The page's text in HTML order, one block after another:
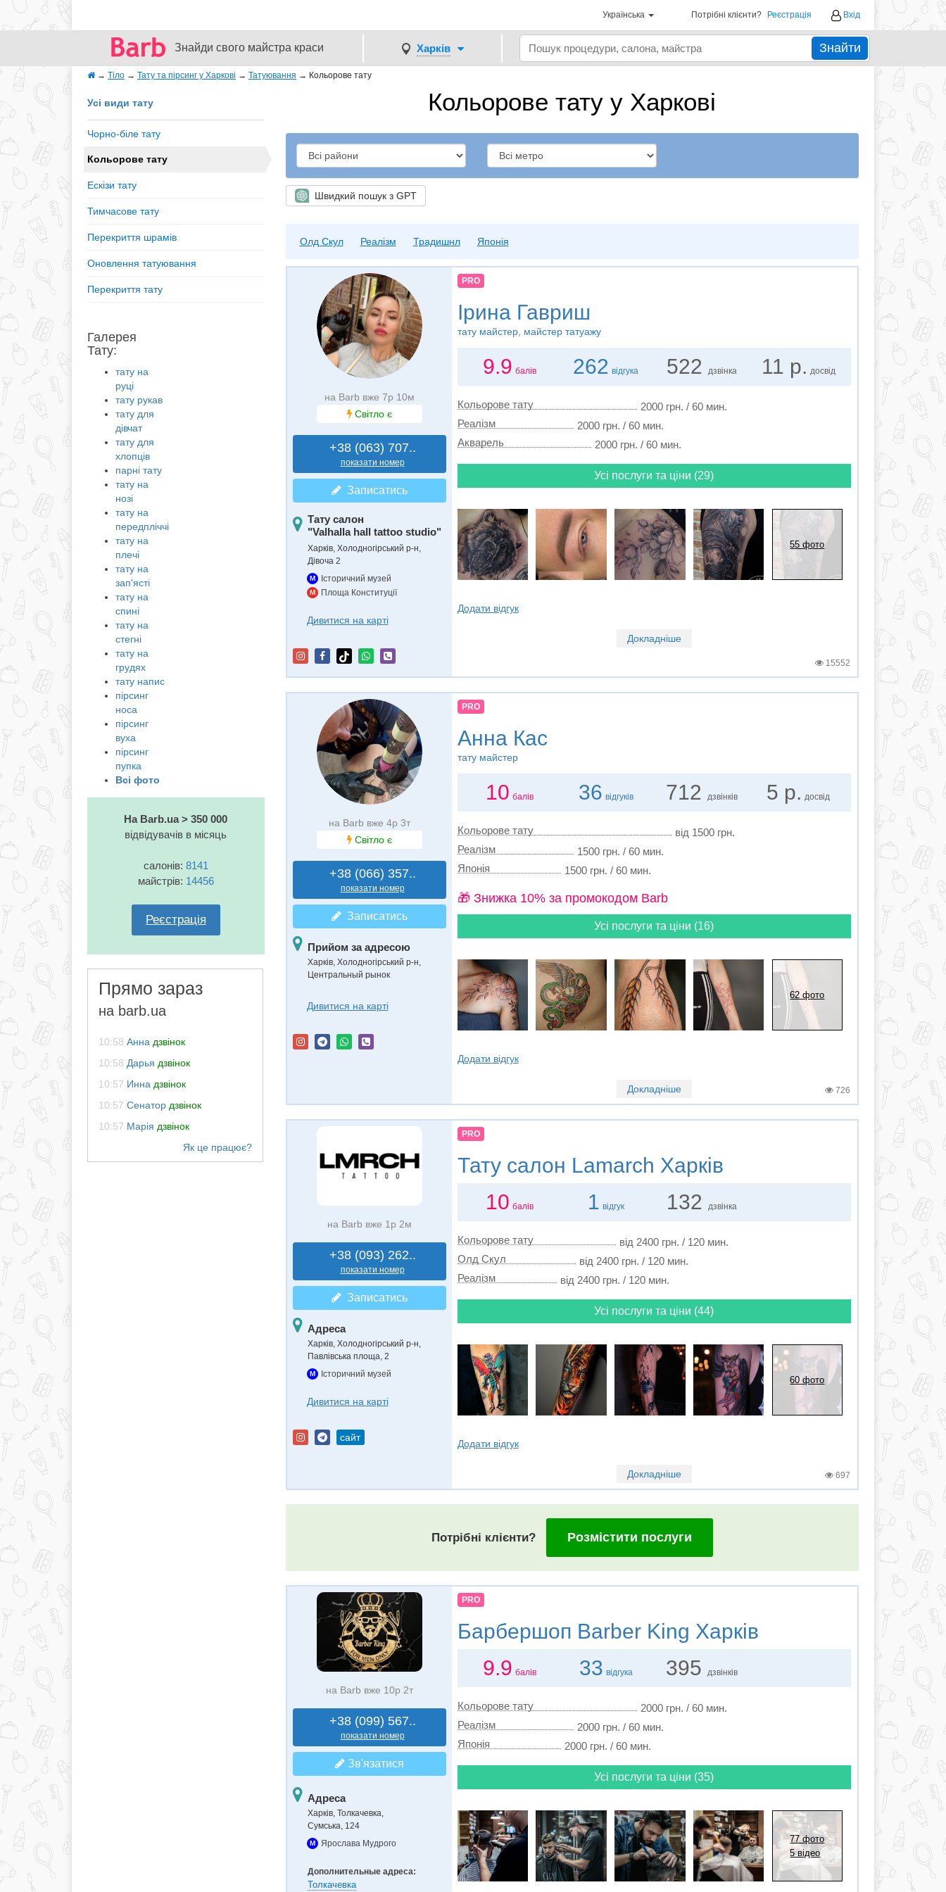
Українська Потрібні клієнти? Реєстрація Вхід
Знайди свого майстра краси Харків Знайти
→ Тіло → Тату та пірсинг у Харкові → Татуювання → Кольорове тату
Кольорове тату у Харкові
Швидкий пошук з GPT
Олд Скул Реалізм Традишнл Японія
Усі види тату
Чорно-біле тату
Кольорове тату
Ескізи тату
Тимчасове тату
Перекриття шрамів
Оновлення татуювання
Перекриття тату
Галерея
Тату:
тату на
руці
тату рукав
тату для
дівчат
тату для
хлопців
парні тату
тату на
нозі
тату на
передпліччі
тату на
плечі
тату на
зап'ясті
тату на
спині
тату на
стегні
тату на
грудях
тату напис
пірсинг
носа
пірсинг
вуха
пірсинг
пупка
Всі фото
На Barb.ua > 350 000
відвідувачів в місяць
салонів: 8141
майстрів: 14456
Реєстрація
Прямо зараз
на barb.ua
10:58 Анна дзвінок
10:58 Дарья дзвінок
10:57 Инна дзвінок
10:57 Сенатор дзвінок
10:57 Марія дзвінок
на Barb вже 7р 10м
Світло є
+38 (063) 707..
показати номер
Записатись
Тату салон
"Valhalla hall tattoo studio"
Харків, Холодногірський р-н,
Дівоча 2
M Історичний музей
M Площа Конституції
Дивитися на карті
PRO
Iрина Гавриш
тату майстер, майстер татуажу
9.9 балів 262 відгука 522 дзвінка 11 р. досвід
Кольорове тату
2000 грн. / 60 мин.
Реалізм
2000 грн. / 60 мин.
Акварель
2000 грн. / 60 мин.
Усі послуги та ціни (29)
55 фото
Додати відгук
Докладніше
15552
на Barb вже 4р 3т
Світло є
+38 (066) 357..
показати номер
Записатись
Прийом за адресою
Харків, Холодногірський р-н,
Центральный рынок
Дивитися на карті
PRO
Анна Кас
тату майстер
10 балів 36 відгуків 712 дзвінків 5 р. досвід
Кольорове тату
від 1500 грн.
Реалізм
1500 грн. / 60 мин.
Японія
1500 грн. / 60 мин.
🎁 Знижка 10% за промокодом Barb
Усі послуги та ціни (16)
62 фото
Додати відгук
Докладніше 726
на Barb вже 1р 2м
+38 (093) 262..
показати номер
Записатись
Адреса
Харків, Холодногірський р-н
Павлівська площа, 2
M Історичний музей
Дивитися на карті
сайт
PRO
Тату салон Lamarch Харків
10 балів 1 відгук 132 дзвінка
Кольорове тату
від 2400 грн. / 120 мин.
Олд Скул
від 2400 грн. / 120 мин.
Реалізм
від 2400 грн. / 120 мин.
Усі послуги та ціни (44)
60 фото
Додати відгук
Докладніше 697
Потрібні клієнти? Розмістити послуги
на Barb вже 10р 2т
+38 (099) 567..
показати номер
Зв'язатися
Адреса
Харків, Толкачевка
Сумська, 124
M Ярослава Мудрого
Дополнительные адреса:
Толкачевка
PRO
Барбершоп Barber King Харків
9.9 балів 33 відгука 395 дзвінків
Кольорове тату
2000 грн. / 60 мин.
Реалізм
2000 грн. / 60 мин.
Японія
2000 грн. / 60 мин.
Усі послуги та ціни (35)
77 фото
5 відео